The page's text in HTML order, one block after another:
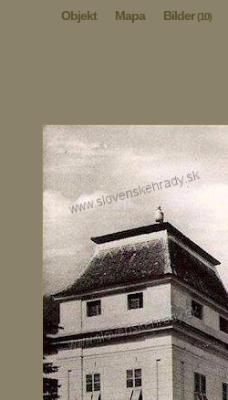
Objekt Mapa Bilder(10)